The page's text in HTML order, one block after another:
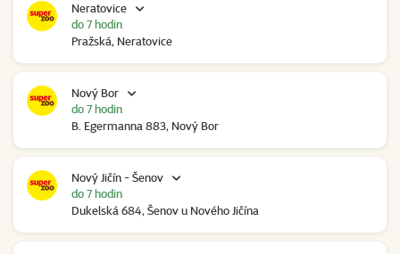
Neratovice
Pražská, Neratovice
do 7 hodin
Nový Bor
B. Egermanna 883, Nový Bor
do 7 hodin
Nový Jičín - Šenov
Dukelská 684, Šenov u Nového Jičína
do 7 hodin